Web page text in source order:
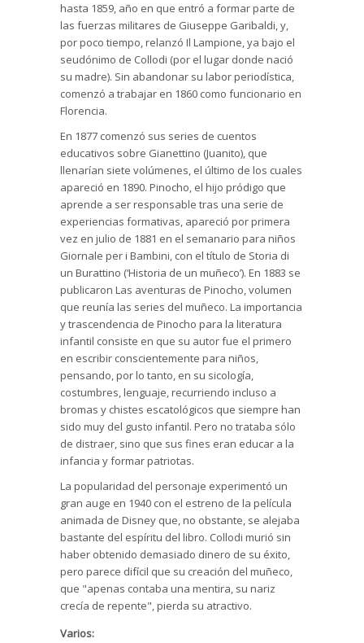
hasta 1859, año en que entró a formar parte de
las fuerzas militares de Giuseppe Garibaldi, y,
por poco tiempo, relanzó Il Lampione, ya bajo el
seudónimo de Collodi (por el lugar donde nació
su madre). Sin abandonar su labor periodística,
comenzó a trabajar en 1860 como funcionario en
Florencia.
En 1877 comenzó sus series de cuentos
educativos sobre Gianettino (Juanito), que
llenarían siete volúmenes, el último de los cuales
apareció en 1890. Pinocho, el hijo pródigo que
aprende a ser responsable tras una serie de
experiencias formativas, apareció por primera
vez en julio de 1881 en el semanario para niños
Giornale per i Bambini, con el título de Storia di
un Burattino (‘Historia de un muñeco’). En 1883 se
publicaron Las aventuras de Pinocho, volumen
que reunía las series del muñeco. La importancia
y trascendencia de Pinocho para la literatura
infantil consiste en que su autor fue el primero
en escribir conscientemente para niños,
pensando, por lo tanto, en su sicología,
costumbres, lenguaje, recurriendo incluso a
bromas y chistes escatológicos que siempre han
sido muy del gusto infantil. Pero no trataba sólo
de distraer, sino que sus fines eran educar a la
infancia y formar patriotas.
La popularidad del personaje experimentó un
gran auge en 1940 con el estreno de la película
animada de Disney que, no obstante, se alejaba
bastante del espíritu del libro. Collodi murió sin
haber obtenido demasiado dinero de su éxito,
pero parece difícil que su creación del muñeco,
que "apenas contaba una mentira, su nariz
crecía de repente", pierda su atractivo.
Varios: